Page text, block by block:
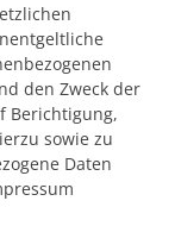
den Zweck der
Berichtigung,
sowie zu
Daten